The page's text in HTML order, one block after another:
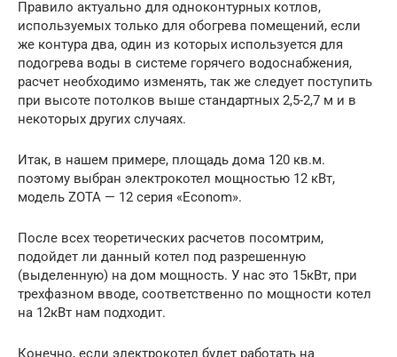
Правило актуально для одноконтурных котлов,
используемых только для обогрева помещений, если
же контура два, один из которых используется для
подогрева воды в системе горячего водоснабжения,
расчет необходимо изменять, так же следует поступить
при высоте потолков выше стандартных 2,5-2,7 м и в
некоторых других случаях.
Итак, в нашем примере, площадь дома 120 кв.м.
поэтому выбран электрокотел мощностью 12 кВт,
модель ZOTA — 12 серия «Econom».
После всех теоретических расчетов посомтрим,
подойдет ли данный котел под разрешенную
(выделенную) на дом мощность. У нас это 15кВт, при
трехфазном вводе, соответственно по мощности котел
на 12кВт нам подходит.
Конечно, если электрокотел будет работать на